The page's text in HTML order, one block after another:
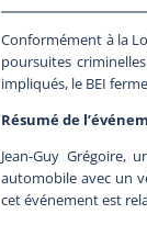
Conformément à la
poursuites
impliqués, le BEI
Résumé de
Jean-Guy Grégoire,
automobile avec un
cet événement est